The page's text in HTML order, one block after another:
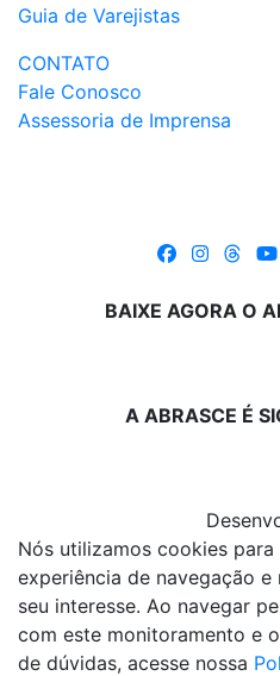
Guia de Varejistas
CONTATO
Fale Conosco
Assessoria de Imprensa
BAIXE AGORA O
A ABRASCE É
Nós utilizamos cookies para
experiência de navegação
seu interesse. Ao navegar
com este monitoramento e
de dúvidas, acesse nossa